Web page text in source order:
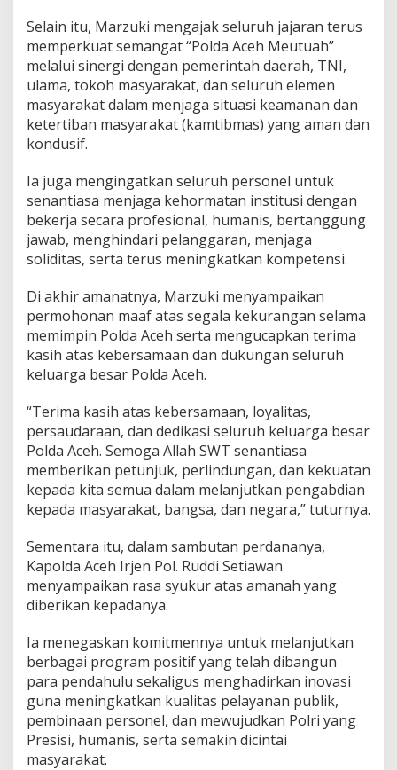
Selain itu, Marzuki mengajak seluruh jajaran terus
memperkuat semangat “Polda Aceh Meutuah”
melalui sinergi dengan pemerintah daerah, TNI,
ulama, tokoh masyarakat, dan seluruh elemen
masyarakat dalam menjaga situasi keamanan dan
ketertiban masyarakat (kamtibmas) yang aman dan
kondusif.
Ia juga mengingatkan seluruh personel untuk
senantiasa menjaga kehormatan institusi dengan
bekerja secara profesional, humanis, bertanggung
jawab, menghindari pelanggaran, menjaga
soliditas, serta terus meningkatkan kompetensi.
Di akhir amanatnya, Marzuki menyampaikan
permohonan maaf atas segala kekurangan selama
memimpin Polda Aceh serta mengucapkan terima
kasih atas kebersamaan dan dukungan seluruh
keluarga besar Polda Aceh.
“Terima kasih atas kebersamaan, loyalitas,
persaudaraan, dan dedikasi seluruh keluarga besar
Polda Aceh. Semoga Allah SWT senantiasa
memberikan petunjuk, perlindungan, dan kekuatan
kepada kita semua dalam melanjutkan pengabdian
kepada masyarakat, bangsa, dan negara,” tuturnya.
Sementara itu, dalam sambutan perdananya,
Kapolda Aceh Irjen Pol. Ruddi Setiawan
menyampaikan rasa syukur atas amanah yang
diberikan kepadanya.
Ia menegaskan komitmennya untuk melanjutkan
berbagai program positif yang telah dibangun
para pendahulu sekaligus menghadirkan inovasi
guna meningkatkan kualitas pelayanan publik,
pembinaan personel, dan mewujudkan Polri yang
Presisi, humanis, serta semakin dicintai
masyarakat.